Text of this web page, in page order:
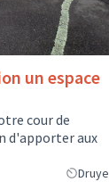
un espace
cour de
d'apporter aux
Druye